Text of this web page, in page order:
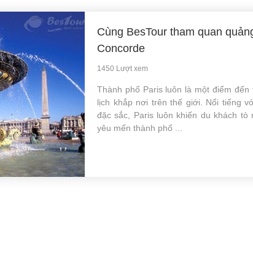
Cùng BesTour tham quan
Concorde
1450 Lượt xem
Thành phố Paris luôn là một điểm đến
lịch khắp nơi trên thế giới. Nổi tiếng
đặc sắc, Paris luôn khiến du khách tò
yêu mến thành phố ...